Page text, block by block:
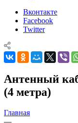
Вконтакте
Facebook
Twitter
Антенный
(4 метра)
Главная
—